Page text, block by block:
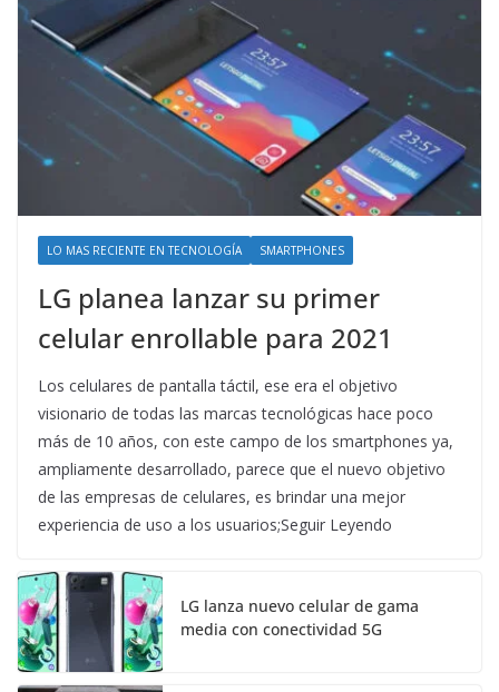
LO MAS RECIENTE EN TECNOLOGÍA SMARTPHONES
LG planea lanzar su primer
celular enrollable para 2021
Los celulares de pantalla táctil, ese era el objetivo
visionario de todas las marcas tecnológicas hace poco
más de 10 años, con este campo de los smartphones ya,
ampliamente desarrollado, parece que el nuevo objetivo
de las empresas de celulares, es brindar una mejor
experiencia de uso a los usuarios;Seguir Leyendo
LG lanza nuevo celular de gama
media con conectividad 5G